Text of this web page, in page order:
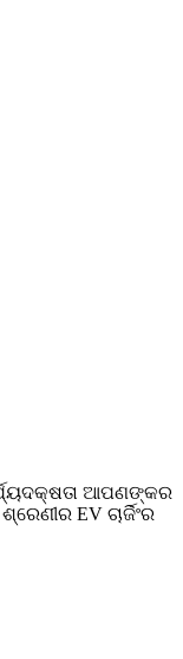
ଆପଣଙ୍କର
EV ଚାର୍ଜିଂର